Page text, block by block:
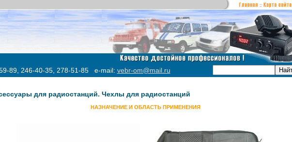
89, 246-40-35, 278-51-85 e-mail: vebr-om@mail.ru
для радиостанций. Чехлы для радиостанций
НАЗНАЧЕНИЕ И ОБЛАСТЬ ПРИМЕНЕНИЯ